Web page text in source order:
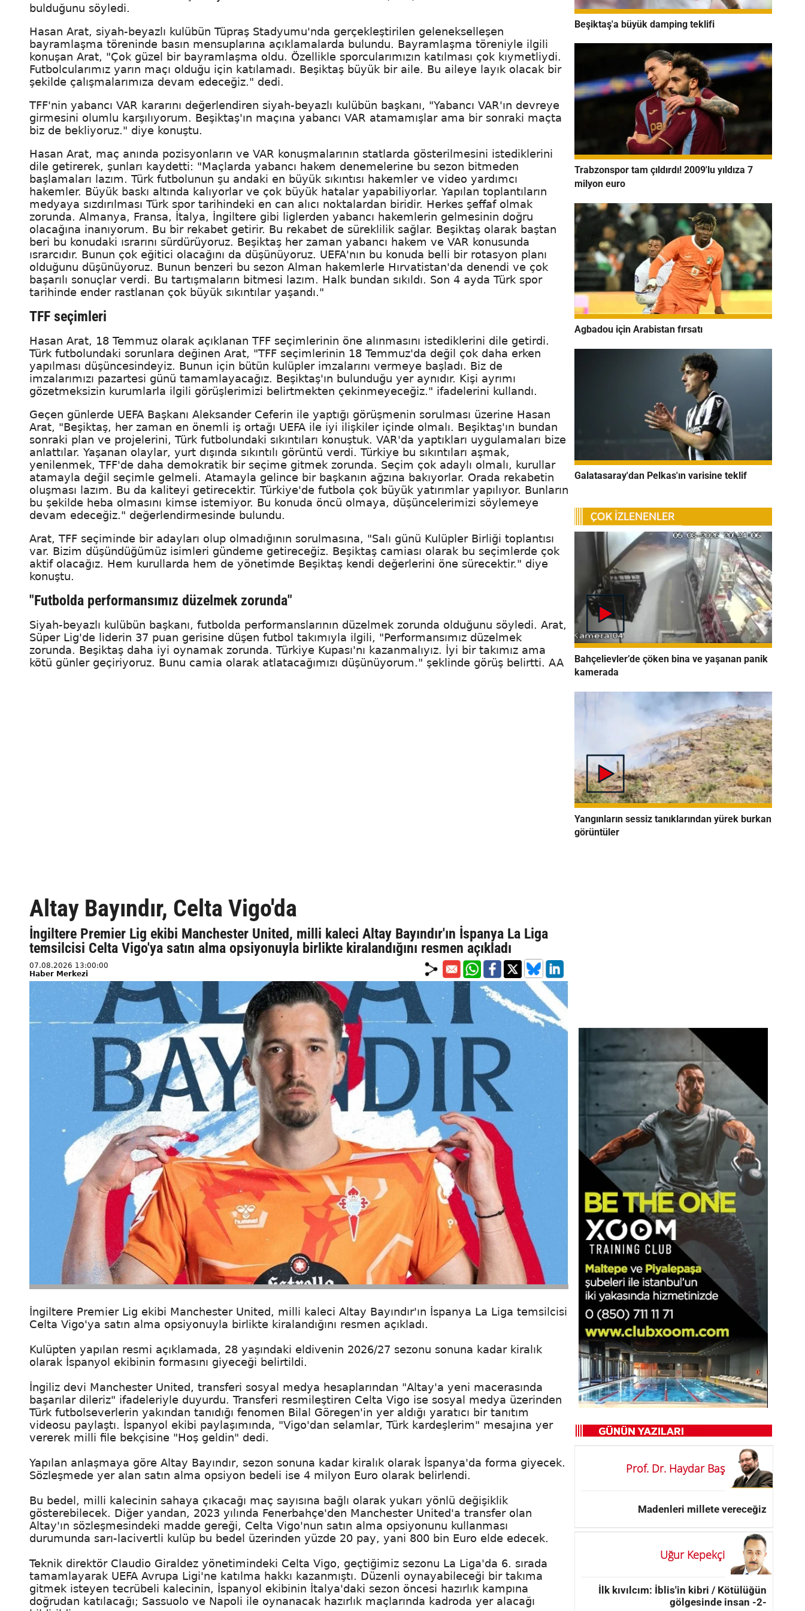
bulduğunu söyledi.
Hasan Arat, siyah-beyazlı kulübün Tüpraş Stadyumu'nda gerçekleştirilen gelenekselleşen
bayramlaşma töreninde basın mensuplarına açıklamalarda bulundu. Bayramlaşma töreniyle ilgili
konuşan Arat, "Çok güzel bir bayramlaşma oldu. Özellikle sporcularımızın katılması çok kıymetliydi.
Futbolcularımız yarın maçı olduğu için katılamadı. Beşiktaş büyük bir aile. Bu aileye layık olacak bir
şekilde çalışmalarımıza devam edeceğiz." dedi.
TFF'nin yabancı VAR kararını değerlendiren siyah-beyazlı kulübün başkanı, "Yabancı VAR'ın devreye
girmesini olumlu karşılıyorum. Beşiktaş'ın maçına yabancı VAR atamamışlar ama bir sonraki maçta
biz de bekliyoruz." diye konuştu.
Hasan Arat, maç anında pozisyonların ve VAR konuşmalarının statlarda gösterilmesini istediklerini
dile getirerek, şunları kaydetti: "Maçlarda yabancı hakem denemelerine bu sezon bitmeden
başlamaları lazım. Türk futbolunun şu andaki en büyük sıkıntısı hakemler ve video yardımcı
hakemler. Büyük baskı altında kalıyorlar ve çok büyük hatalar yapabiliyorlar. Yapılan toplantıların
medyaya sızdırılması Türk spor tarihindeki en can alıcı noktalardan biridir. Herkes şeffaf olmak
zorunda. Almanya, Fransa, İtalya, İngiltere gibi liglerden yabancı hakemlerin gelmesinin doğru
olacağına inanıyorum. Bu bir rekabet getirir. Bu rekabet de süreklilik sağlar. Beşiktaş olarak baştan
beri bu konudaki ısrarını sürdürüyoruz. Beşiktaş her zaman yabancı hakem ve VAR konusunda
ısrarcıdır. Bunun çok eğitici olacağını da düşünüyoruz. UEFA'nın bu konuda belli bir rotasyon planı
olduğunu düşünüyoruz. Bunun benzeri bu sezon Alman hakemlerle Hırvatistan'da denendi ve çok
başarılı sonuçlar verdi. Bu tartışmaların bitmesi lazım. Halk bundan sıkıldı. Son 4 ayda Türk spor
tarihinde ender rastlanan çok büyük sıkıntılar yaşandı."
TFF seçimleri
Hasan Arat, 18 Temmuz olarak açıklanan TFF seçimlerinin öne alınmasını istediklerini dile getirdi.
Türk futbolundaki sorunlara değinen Arat, "TFF seçimlerinin 18 Temmuz'da değil çok daha erken
yapılması düşüncesindeyiz. Bunun için bütün kulüpler imzalarını vermeye başladı. Biz de
imzalarımızı pazartesi günü tamamlayacağız. Beşiktaş'ın bulunduğu yer aynıdır. Kişi ayrımı
gözetmeksizin kurumlarla ilgili görüşlerimizi belirtmekten çekinmeyeceğiz." ifadelerini kullandı.
Geçen günlerde UEFA Başkanı Aleksander Ceferin ile yaptığı görüşmenin sorulması üzerine Hasan
Arat, "Beşiktaş, her zaman en önemli iş ortağı UEFA ile iyi ilişkiler içinde olmalı. Beşiktaş'ın bundan
sonraki plan ve projelerini, Türk futbolundaki sıkıntıları konuştuk. VAR'da yaptıkları uygulamaları bize
anlattılar. Yaşanan olaylar, yurt dışında sıkıntılı görüntü verdi. Türkiye bu sıkıntıları aşmak,
yenilenmek, TFF'de daha demokratik bir seçime gitmek zorunda. Seçim çok adaylı olmalı, kurullar
atamayla değil seçimle gelmeli. Atamayla gelince bir başkanın ağzına bakıyorlar. Orada rekabetin
oluşması lazım. Bu da kaliteyi getirecektir. Türkiye'de futbola çok büyük yatırımlar yapılıyor. Bunların
bu şekilde heba olmasını kimse istemiyor. Bu konuda öncü olmaya, düşüncelerimizi söylemeye
devam edeceğiz." değerlendirmesinde bulundu.
Arat, TFF seçiminde bir adayları olup olmadığının sorulmasına, "Salı günü Kulüpler Birliği toplantısı
var. Bizim düşündüğümüz isimleri gündeme getireceğiz. Beşiktaş camiası olarak bu seçimlerde çok
aktif olacağız. Hem kurullarda hem de yönetimde Beşiktaş kendi değerlerini öne sürecektir." diye
konuştu.
"Futbolda performansımız düzelmek zorunda"
Siyah-beyazlı kulübün başkanı, futbolda performanslarının düzelmek zorunda olduğunu söyledi. Arat,
Süper Lig'de liderin 37 puan gerisine düşen futbol takımıyla ilgili, "Performansımız düzelmek
zorunda. Beşiktaş daha iyi oynamak zorunda. Türkiye Kupası'nı kazanmalıyız. İyi bir takımız ama
kötü günler geçiriyoruz. Bunu camia olarak atlatacağımızı düşünüyorum." şeklinde görüş belirtti. AA
Altay Bayındır, Celta Vigo'da
İngiltere Premier Lig ekibi Manchester United, milli kaleci Altay Bayındır'ın İspanya La Liga
temsilcisi Celta Vigo'ya satın alma opsiyonuyla birlikte kiralandığını resmen açıkladı
07.08.2026 13:00:00
Haber Merkezi
İngiltere Premier Lig ekibi Manchester United, milli kaleci Altay Bayındır'ın İspanya La Liga temsilcisi
Celta Vigo'ya satın alma opsiyonuyla birlikte kiralandığını resmen açıkladı.
Kulüpten yapılan resmi açıklamada, 28 yaşındaki eldivenin 2026/27 sezonu sonuna kadar kiralık
olarak İspanyol ekibinin formasını giyeceği belirtildi.
İngiliz devi Manchester United, transferi sosyal medya hesaplarından "Altay'a yeni macerasında
başarılar dileriz" ifadeleriyle duyurdu. Transferi resmileştiren Celta Vigo ise sosyal medya üzerinden
Türk futbolseverlerin yakından tanıdığı fenomen Bilal Göregen'in yer aldığı yaratıcı bir tanıtım
videosu paylaştı. İspanyol ekibi paylaşımında, "Vigo'dan selamlar, Türk kardeşlerim" mesajına yer
vererek milli file bekçisine "Hoş geldin" dedi.
Yapılan anlaşmaya göre Altay Bayındır, sezon sonuna kadar kiralık olarak İspanya'da forma giyecek.
Sözleşmede yer alan satın alma opsiyon bedeli ise 4 milyon Euro olarak belirlendi.
Bu bedel, milli kalecinin sahaya çıkacağı maç sayısına bağlı olarak yukarı yönlü değişiklik
gösterebilecek. Diğer yandan, 2023 yılında Fenerbahçe'den Manchester United'a transfer olan
Altay'ın sözleşmesindeki madde gereği, Celta Vigo'nun satın alma opsiyonunu kullanması
durumunda sarı-lacivertli kulüp bu bedel üzerinden yüzde 20 pay, yani 800 bin Euro elde edecek.
Teknik direktör Claudio Giraldez yönetimindeki Celta Vigo, geçtiğimiz sezonu La Liga'da 6. sırada
tamamlayarak UEFA Avrupa Ligi'ne katılma hakkı kazanmıştı. Düzenli oynayabileceği bir takıma
gitmek isteyen tecrübeli kalecinin, İspanyol ekibinin İtalya'daki sezon öncesi hazırlık kampına
doğrudan katılacağı; Sassuolo ve Napoli ile oynanacak hazırlık maçlarında kadroda yer alacağı
Beşiktaş'a büyük damping teklifi
Trabzonspor tam çıldırdı! 2009'lu yıldıza 7
milyon euro
Agbadou için Arabistan fırsatı
Galatasaray'dan Pelkas'ın varisine teklif
Bahçelievler’de çöken bina ve yaşanan panik
kamerada
Yangınların sessiz tanıklarından yürek burkan
görüntüler
Prof. Dr. Haydar Baş
Madenleri millete vereceğiz
Uğur Kepekçi
İlk kıvılcım: İblis'in kibri / Kötülüğün
gölgesinde insan -2-